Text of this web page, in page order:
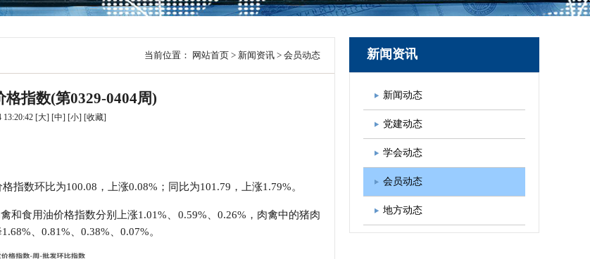
当前位置： 网站首页 > 新闻资讯 > 会员动态
指数(第0329-0404周)
13:20:42 [大] [中] [小] [收藏]
数环比为100.08，上涨0.08%；同比为101.79，上涨1.79%。
和食用油价格指数分别上涨1.01%、0.59%、0.26%，肉禽中的猪肉
、0.81%、0.38%、0.07%。
新闻资讯
新闻动态
党建动态
学会动态
会员动态
地方动态